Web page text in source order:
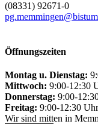
(08331) 92671-0
Öffnungszeiten
Montag u. Dienstag:
Mittwoch: 9:00-12:30
Donnerstag: 9:00-
Freitag: 9:00-12:30 Uhr
Wir sind mitten in